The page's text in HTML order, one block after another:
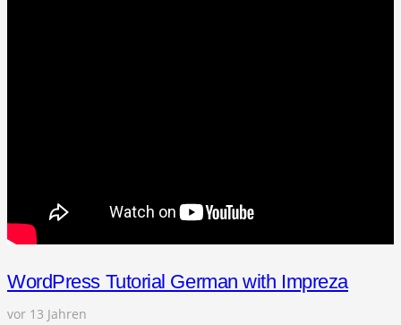
WordPress Tutorial German with Impreza
vor 13 Jahren